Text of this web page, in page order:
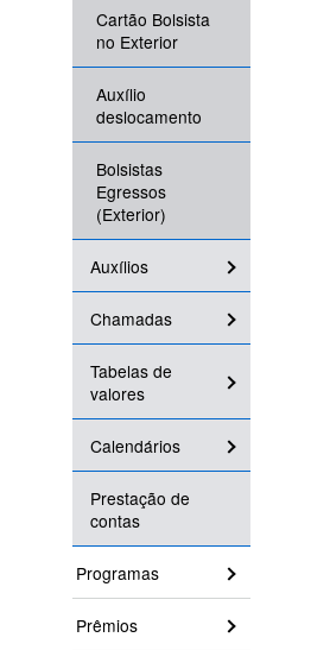
Cartão Bolsista
no Exterior
Auxílio
deslocamento
Bolsistas
Egressos
(Exterior)
Auxílios
Chamadas
Tabelas de
valores
Calendários
Prestação de
contas
Programas
Prêmios